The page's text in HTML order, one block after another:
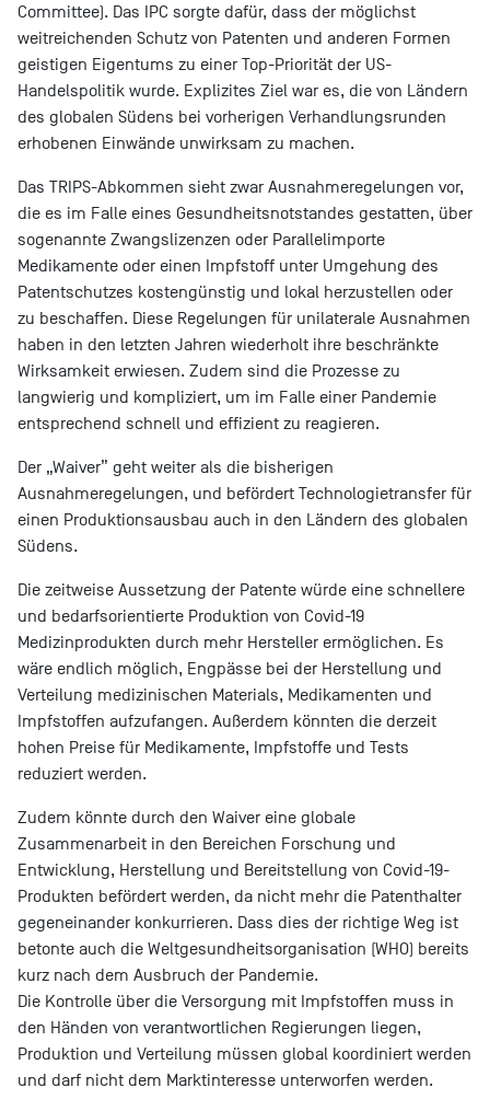
Committee). Das IPC sorgte dafür, dass der möglichst
weitreichenden Schutz von Patenten und anderen Formen
geistigen Eigentums zu einer Top-Priorität der US-
Handelspolitik wurde. Explizites Ziel war es, die von Ländern
des globalen Südens bei vorherigen Verhandlungsrunden
erhobenen Einwände unwirksam zu machen.
Das TRIPS-Abkommen sieht zwar Ausnahmeregelungen vor,
die es im Falle eines Gesundheitsnotstandes gestatten, über
sogenannte Zwangslizenzen oder Parallelimporte
Medikamente oder einen Impfstoff unter Umgehung des
Patentschutzes kostengünstig und lokal herzustellen oder
zu beschaffen. Diese Regelungen für unilaterale Ausnahmen
haben in den letzten Jahren wiederholt ihre beschränkte
Wirksamkeit erwiesen. Zudem sind die Prozesse zu
langwierig und kompliziert, um im Falle einer Pandemie
entsprechend schnell und effizient zu reagieren.
Der „Waiver” geht weiter als die bisherigen
Ausnahmeregelungen, und befördert Technologietransfer für
einen Produktionsausbau auch in den Ländern des globalen
Südens.
Die zeitweise Aussetzung der Patente würde eine schnellere
und bedarfsorientierte Produktion von Covid-19
Medizinprodukten durch mehr Hersteller ermöglichen. Es
wäre endlich möglich, Engpässe bei der Herstellung und
Verteilung medizinischen Materials, Medikamenten und
Impfstoffen aufzufangen. Außerdem könnten die derzeit
hohen Preise für Medikamente, Impfstoffe und Tests
reduziert werden.
Zudem könnte durch den Waiver eine globale
Zusammenarbeit in den Bereichen Forschung und
Entwicklung, Herstellung und Bereitstellung von Covid-19-
Produkten befördert werden, da nicht mehr die Patenthalter
gegeneinander konkurrieren. Dass dies der richtige Weg ist
betonte auch die Weltgesundheitsorganisation (WHO) bereits
kurz nach dem Ausbruch der Pandemie.
Die Kontrolle über die Versorgung mit Impfstoffen muss in
den Händen von verantwortlichen Regierungen liegen,
Produktion und Verteilung müssen global koordiniert werden
und darf nicht dem Marktinteresse unterworfen werden.